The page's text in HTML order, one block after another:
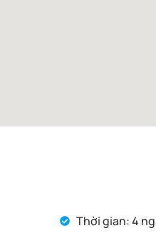
Thời gian: 4